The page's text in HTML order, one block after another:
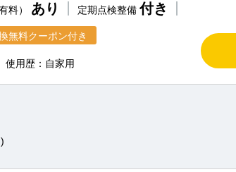
料） あり 定期点検整備付き
無料クーポン付き
使用歴：自家用